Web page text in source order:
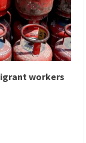
workers